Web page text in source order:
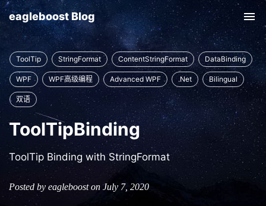
eagleboost Blog
ToolTip StringFormat ContentStringFormat DataBinding
WPF WPF高级编程 Advanced WPF .Net Bilingual
双语
ToolTipBinding
ToolTip Binding with StringFormat
Posted by eagleboost on July 7, 2020